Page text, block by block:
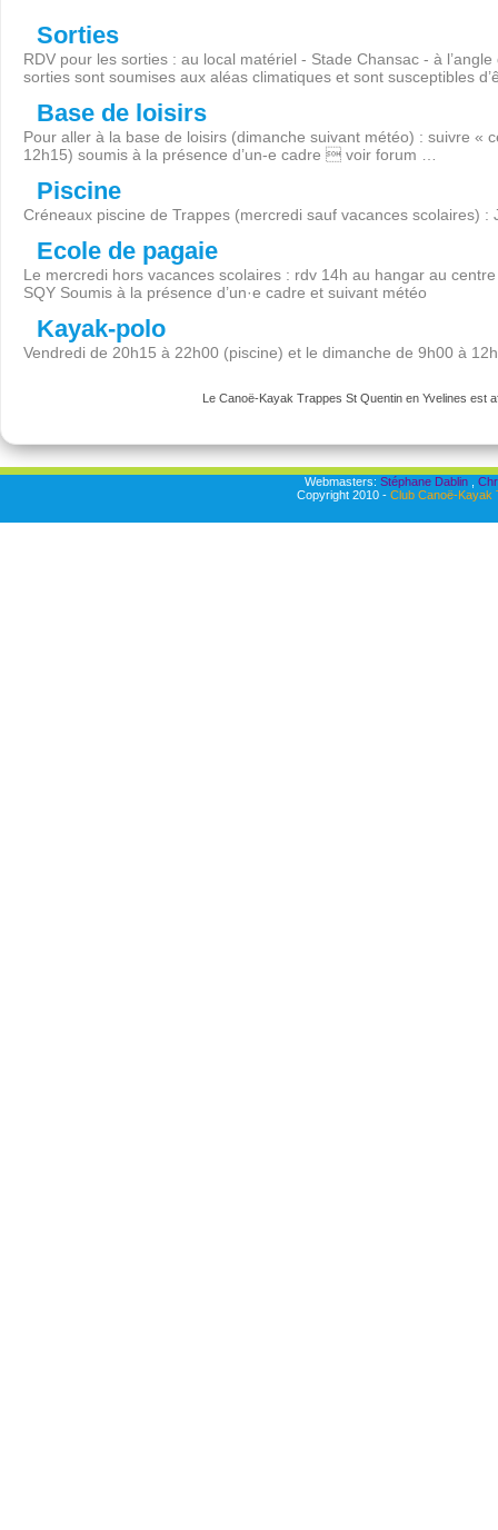
Sorties
RDV pour les sorties : au local matériel - Stade Chansac - à
sorties sont soumises aux aléas climatiques et sont susceptibles
Base de loisirs
Pour aller à la base de loisirs (dimanche suivant météo) : suivre
12h15) soumis à la présence d’un-e cadre  voir forum …
Piscine
Créneaux piscine de Trappes (mercredi sauf vacances scolaires)
Ecole de pagaie
Le mercredi hors vacances scolaires : rdv 14h au hangar au
SQY Soumis à la présence d’un·e cadre et suivant météo
Kayak-polo
Vendredi de 20h15 à 22h00 (piscine) et le dimanche de 9h00 à
Le Canoë-Kayak Trappes St Quentin en Yvelines est
Webmasters: Stéphane Dablin,
Copyright 2010 - Club Canoë-Kayak